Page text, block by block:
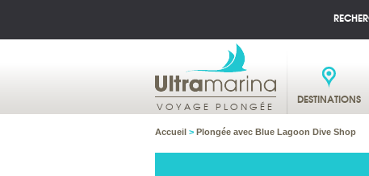
VOYAGE PLONGÉE DESTINATIONS
Accueil > Plongée avec Blue Lagoon Dive Shop